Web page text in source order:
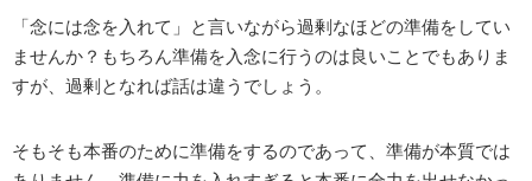
「念には念を入れて」と言いながら過剰なほどの準備をしてい
ませんか？もちろん準備を入念に行うのは良いことでもありま
すが、過剰となれば話は違うでしょう。
そもそも本番のために準備をするのであって、準備が本質では